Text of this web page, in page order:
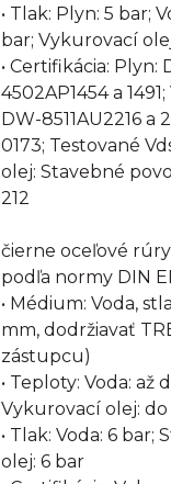
• Tlak: Plyn: 5 bar;
bar; Vykurovací
• Certifikácia: Plyn:
4502AP1454 a
DW-8511AU2216 a
0173; Testované
olej: Stavebné
212
čierne oceľové
podľa normy DIN
• Médium: Voda,
mm, dodržiavať
zástupcu)
• Teploty: Voda: až
Vykurovací olej: do
• Tlak: Voda: 6
olej: 6 bar